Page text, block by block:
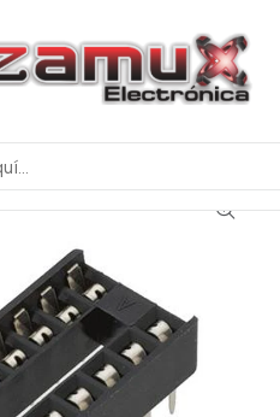
& TECNOLOGIA
Base para Integrados
BASE 18 PINES